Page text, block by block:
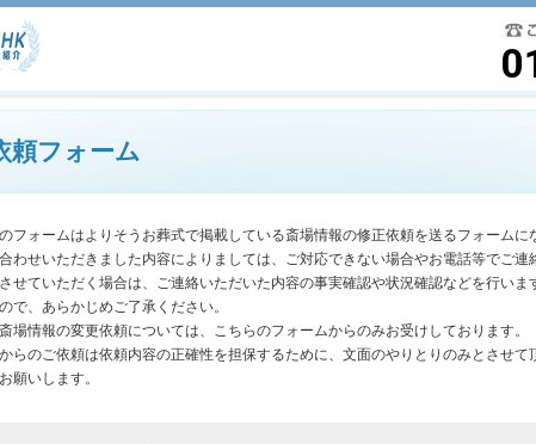
必要最低限に絞ったよりそうお
頼フォーム
フォームはよりそうお葬式で掲載している斎場情報の修正依頼を送るフォームに
わせいただきました内容によりましては、ご対応できない場合やお電話等でご連
せていただく場合は、ご連絡いただいた内容の事実確認や状況確認などを行い
で、あらかじめご了承ください。
場情報の変更依頼については、こちらのフォームからのみお受けしております。
らのご依頼は依頼内容の正確性を担保するために、文面のやりとりのみとさせて
願いします。